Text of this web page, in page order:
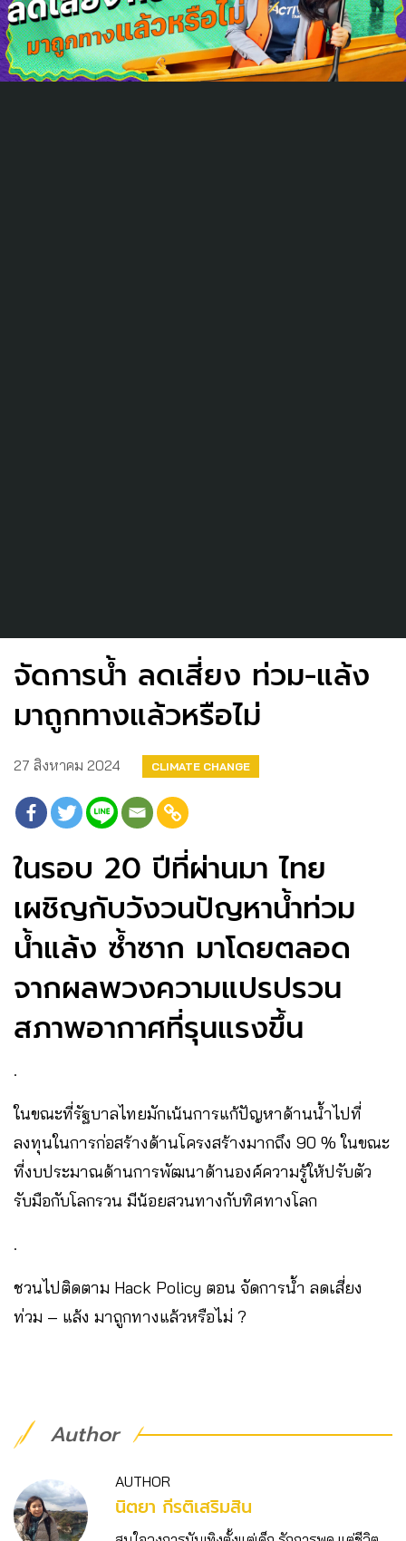
จัดการน้ำ ลดเสี่ยง ท่วม-แล้ง
มาถูกทางแล้วหรือไม่
27 สิงหาคม 2024 CLIMATE CHANGE
ในรอบ 20 ปีที่ผ่านมา ไทย
เผชิญกับวังวนปัญหาน้ำท่วม
น้ำแล้ง ซ้ำซาก มาโดยตลอด
จากผลพวงความแปรปรวน
สภาพอากาศที่รุนแรงขึ้น
.
ในขณะที่รัฐบาลไทยมักเน้นการแก้ปัญหาด้านน้ำไปที่
ลงทุนในการก่อสร้างด้านโครงสร้างมากถึง 90 % ในขณะ
ที่งบประมาณด้านการพัฒนาด้านองค์ความรู้ให้ปรับตัว
รับมือกับโลกรวน มีน้อยสวนทางกับทิศทางโลก
.
ชวนไปติดตาม Hack Policy ตอน จัดการน้ำ ลดเสี่ยง
ท่วม – แล้ง มาถูกทางแล้วหรือไม่ ?
Author
AUTHOR
นิตยา กีรติเสริมสิน